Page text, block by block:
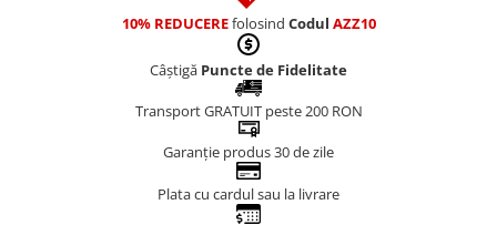
10% REDUCEREfolosind Codul AZZ10
Câștigă Puncte de Fidelitate
Transport GRATUIT peste 200 RON
Garanție produs 30 de zile
Plata cu cardul sau la livrare